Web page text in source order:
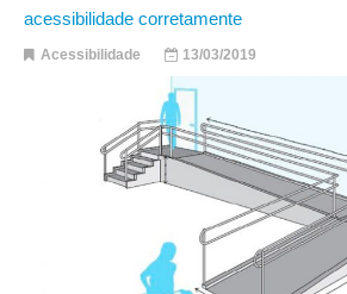
acessibilidade corretamente
Acessibilidade 13/03/2019